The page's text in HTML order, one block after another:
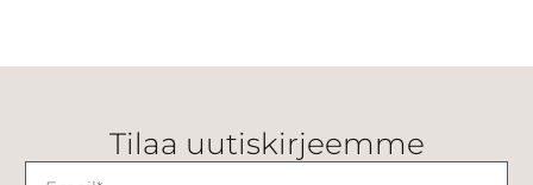
Tilaa uutiskirjeemme